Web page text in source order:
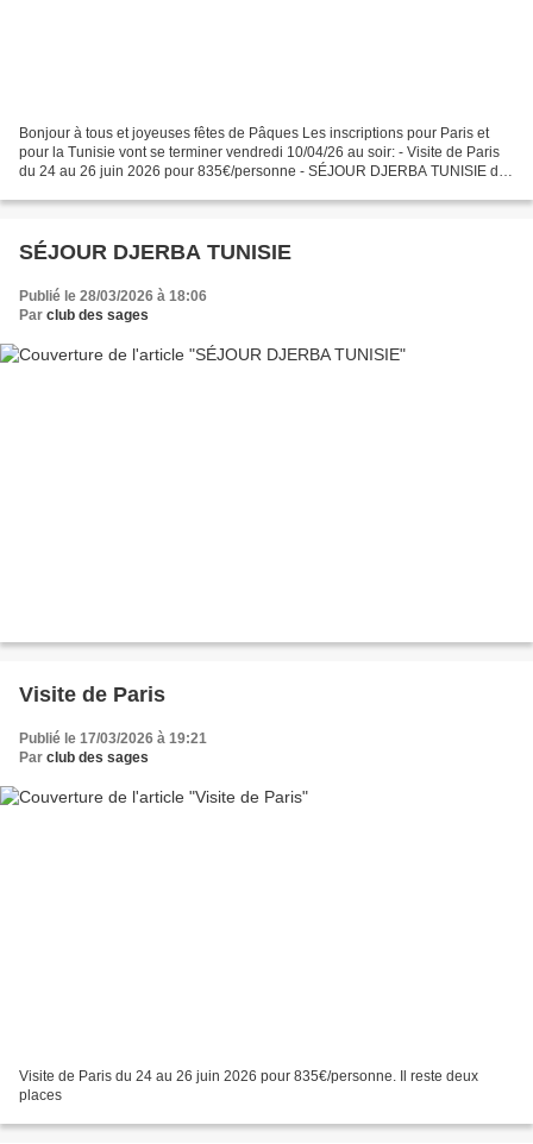
Bonjour à tous et joyeuses fêtes de Pâques Les inscriptions pour Paris et
pour la Tunisie vont se terminer vendredi 10/04/26 au soir: - Visite de Paris
du 24 au 26 juin 2026 pour 835€/personne - SÉJOUR DJERBA TUNISIE du
SÉJOUR DJERBA TUNISIE
Publié le 28/03/2026 à 18:06
Par club des sages
Visite de Paris
Publié le 17/03/2026 à 19:21
Par club des sages
Visite de Paris du 24 au 26 juin 2026 pour 835€/personne. Il reste deux
places